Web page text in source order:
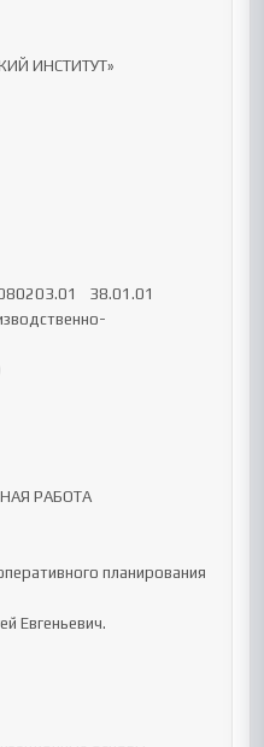
ИНСТИТУТ»
38.01.01
РАБОТА
Евгеньевич.